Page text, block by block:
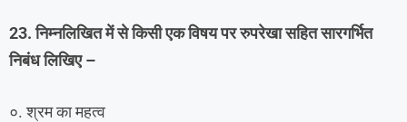
23. निम्नलिखित में से किसी एक विषय पर रुपरेखा सहित सारगर्भित
निबंध लिखिए –
०. श्रम का महत्व